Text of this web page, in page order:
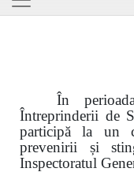
În
Întreprinderii de
participă la un
prevenirii și
Inspectoratul